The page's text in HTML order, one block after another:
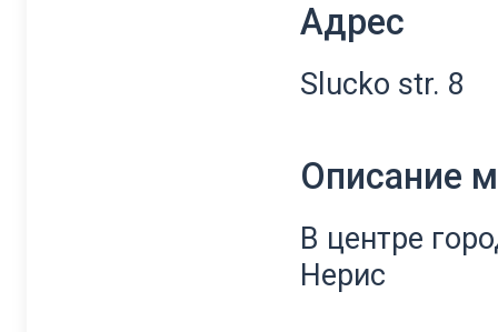
Адрес
Slucko str. 8
Описание
В центре
Нерис